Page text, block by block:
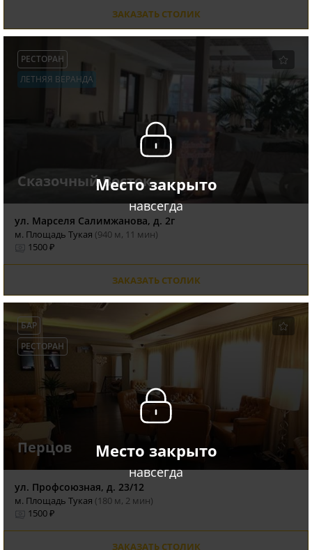
ЗАКАЗАТЬ СТОЛИК
Место закрыто
навсегда
РЕСТОРАН
ЛЕТНЯЯ ВЕРАНДА
Сказочный Восток
ул. Марселя Салимжанова, д. 2г
м. Площадь Тукая (940 м, 11 мин)
1500 ₽
ЗАКАЗАТЬ СТОЛИК
Место закрыто
навсегда
БАР
РЕСТОРАН
Перцов
ул. Профсоюзная, д. 23/12
м. Площадь Тукая (180 м, 2 мин)
1500 ₽
ЗАКАЗАТЬ СТОЛИК